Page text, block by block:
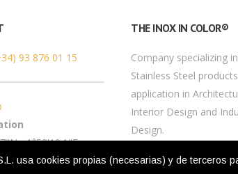
93 876 01 15
- 1°52'19.1"E
THE INOX IN COLOR®
Company specializing
Stainless Steel
application in
Interior Design and
Design.
usa cookies propias (necesarias) y de terceros